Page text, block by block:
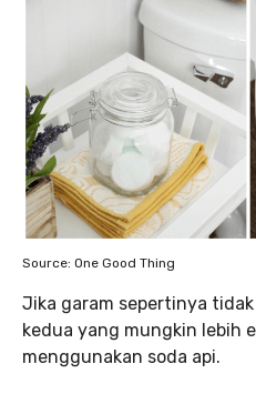
Source: One Good Thing
Jika garam sepertinya
kedua yang mungkin lebih
menggunakan soda api.